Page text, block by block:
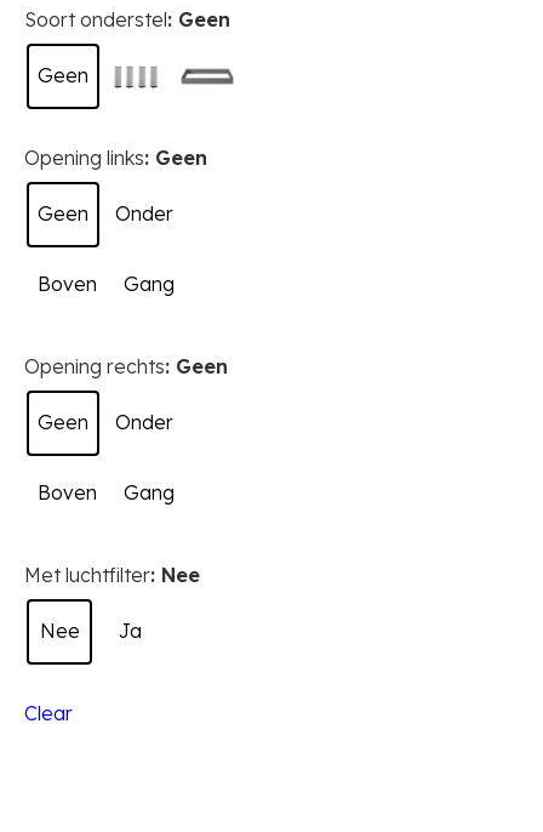
Deze
optie
kan
gekozen
worden
op
de
productpagina
Soort onderstel: Geen
Geen
Opening links: Geen
Geen Onder
Boven Gang
Opening rechts: Geen
Geen Onder
Boven Gang
Met luchtfilter: Nee
Nee Ja
Clear